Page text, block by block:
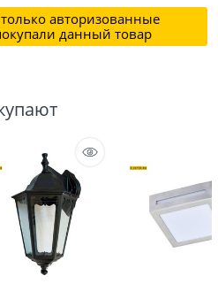
авторизованные
данный товар